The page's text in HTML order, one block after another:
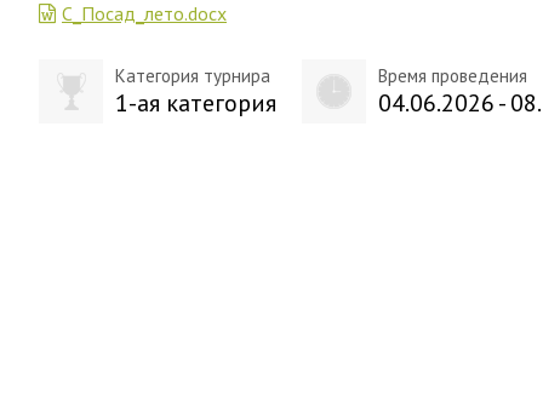
С_Посад_лето.docx
Категория турнира
1-ая категория
Время проведения
04.06.2026 -